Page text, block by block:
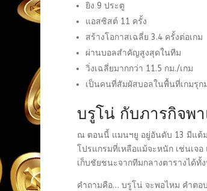
ยิง 9 ประตู
แอสซิสต์ 11 ครั้ง
สร้างโอกาสเฉลี่ย 3.4 ครั้งต่อเกม
ผ่านบอลสำคัญสูงสุดในทีม
วิ่งเฉลี่ยมากกว่า 11.5 กม./เกม
เป็นคนที่สัมผัสบอลในพื้นที่เกมรุก
บรูโน่ กับภารกิจพ
ณ ตอนนี้ แมนฯยู อยู่อันดับ 13 มีแต้
โปรแกรมที่เหลือแม้จะหนัก เช่นเจ
เก็บชัยชนะจากทีมกลางตารางได้ทั้
คำถามคือ… บรูโน่ จะพอไหม คำตอ